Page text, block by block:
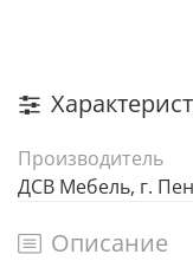
Производитель
ДСВ Мебель, г.
Описание